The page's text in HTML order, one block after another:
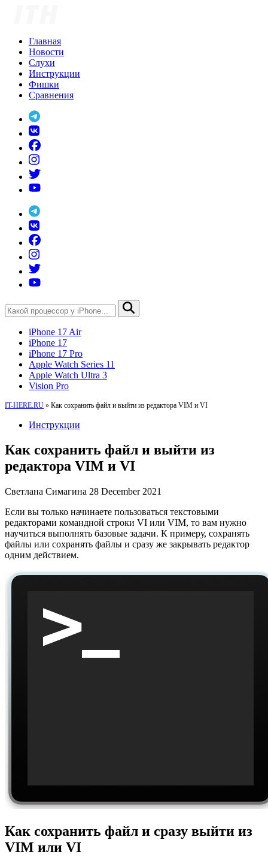
Главная
Новости
Слухи
Инструкции
Фишки
Сравнения
iPhone 17 Air
iPhone 17
iPhone 17 Pro
Apple Watch Series 11
Apple Watch Ultra 3
Vision Pro
IT-HERE.RU » Как сохранить файл и выйти из редактора VIM и VI
Инструкции
Как сохранить файл и выйти из
редактора VIM и VI
Светлана Симагина 28 December 2021
Если вы только начинаете пользоваться текстовыми
редакторами командной строки VI или VIM, то вам нужно
научиться выполнять базовые задачи. К примеру, сохранять
файлы или сохранять файлы и сразу же закрывать редактор
одним действием.
Как сохранить файл и сразу выйти из
VIM или VI